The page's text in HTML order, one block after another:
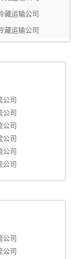
藏运输公司
藏运输公司
公司
公司
公司
公司
公司
公司
公司
公司